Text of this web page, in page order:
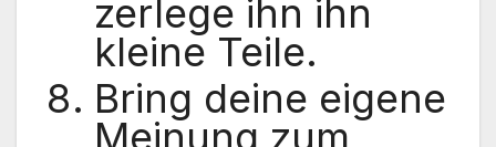
zerlege ihn ihn
kleine Teile.
Bring deine eigene
Meinung zum